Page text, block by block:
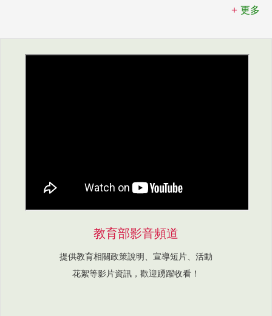
更多
教育部影音頻道
提供教育相關政策說明、宣導短片、活動
花絮等影片資訊，歡迎踴躍收看！